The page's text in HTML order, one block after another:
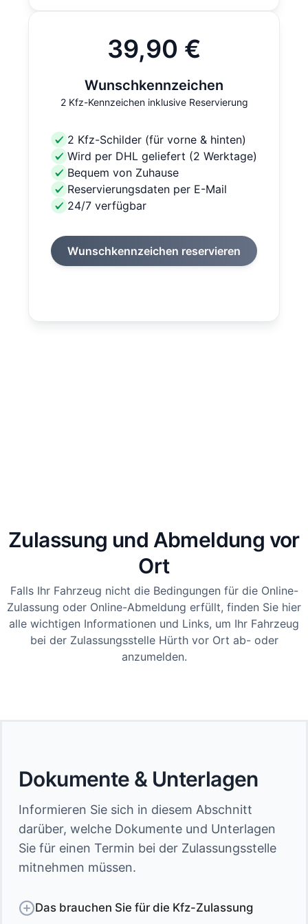
39,90 €
Wunschkennzeichen
2 Kfz-Kennzeichen inklusive Reservierung
2 Kfz-Schilder (für vorne & hinten)
Wird per DHL geliefert (2 Werktage)
Bequem von Zuhause
Reservierungsdaten per E-Mail
24/7 verfügbar
Wunschkennzeichen reservieren
Zulassung und Abmeldung vor
Ort
Falls Ihr Fahrzeug nicht die Bedingungen für die Online-
Zulassung oder Online-Abmeldung erfüllt, finden Sie hier
alle wichtigen Informationen und Links, um Ihr Fahrzeug
bei der Zulassungsstelle Hürth vor Ort ab- oder
anzumelden.
Dokumente & Unterlagen
Informieren Sie sich in diesem Abschnitt
darüber, welche Dokumente und Unterlagen
Sie für einen Termin bei der Zulassungsstelle
mitnehmen müssen.
Das brauchen Sie für die Kfz-Zulassung